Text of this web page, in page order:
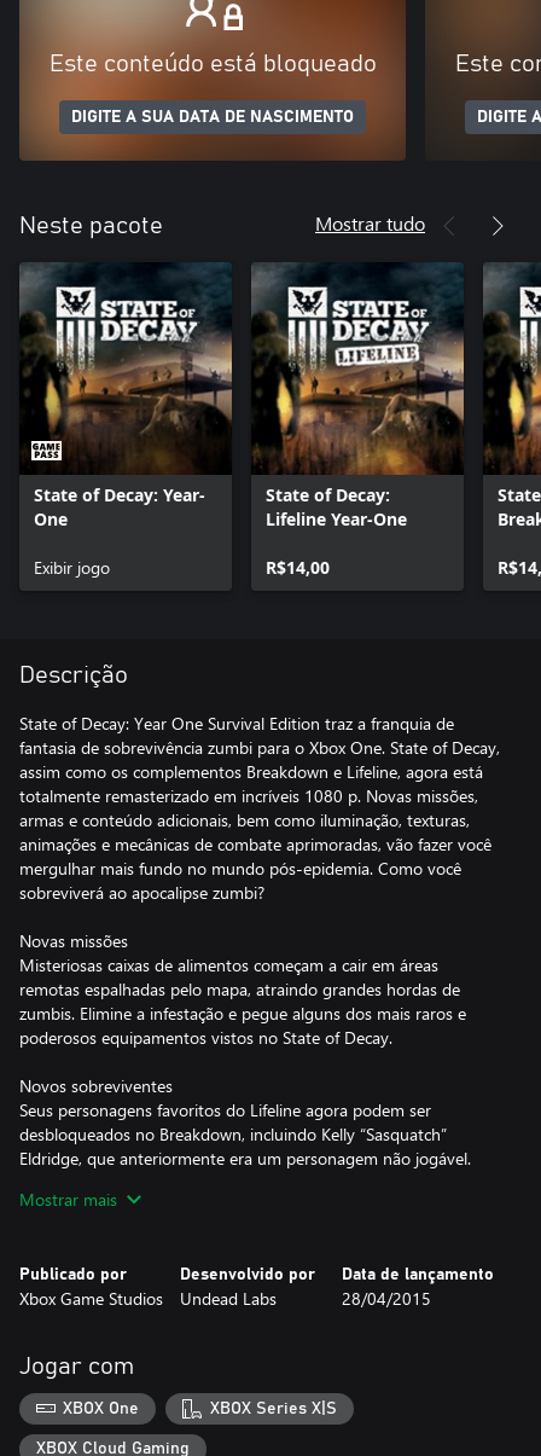
Este conteúdo está bloqueado
DIGITE A SUA DATA DE NASCIMENTO
Este
DIGITE
Neste pacote Mostrar tudo
State of Decay: Year-
One
Exibir jogo
State of Decay:
Lifeline Year-One
R$14,00
Descrição
State of Decay: Year One Survival Edition traz a franquia de
fantasia de sobrevivência zumbi para o Xbox One. State of Decay,
assim como os complementos Breakdown e Lifeline, agora está
totalmente remasterizado em incríveis 1080 p. Novas missões,
armas e conteúdo adicionais, bem como iluminação, texturas,
animações e mecânicas de combate aprimoradas, vão fazer você
mergulhar mais fundo no mundo pós-epidemia. Como você
sobreviverá ao apocalipse zumbi?
Novas missões
Misteriosas caixas de alimentos começam a cair em áreas
remotas espalhadas pelo mapa, atraindo grandes hordas de
zumbis. Elimine a infestação e pegue alguns dos mais raros e
poderosos equipamentos vistos no State of Decay.
Novos sobreviventes
Seus personagens favoritos do Lifeline agora podem ser
desbloqueados no Breakdown, incluindo Kelly “Sasquatch”
Eldridge, que anteriormente era um personagem não jogável.
Novos veículos
para maior personalização.
incendiárias
Encontre novos fuzis de assalto equipados com lança-granadas
sob o canhão, além de escopetas que disparam balas
incendiárias.
Mostrar mais
Publicado por
Xbox Game Studios
Desenvolvido por
Undead Labs
Data de lançamento
28/04/2015
Jogar com
XBOX One XBOX Series X|S
XBOX Cloud Gaming